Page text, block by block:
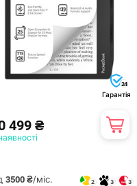
24
Гарантія
499 ₴
3500 ₴/міс. 2 3 3